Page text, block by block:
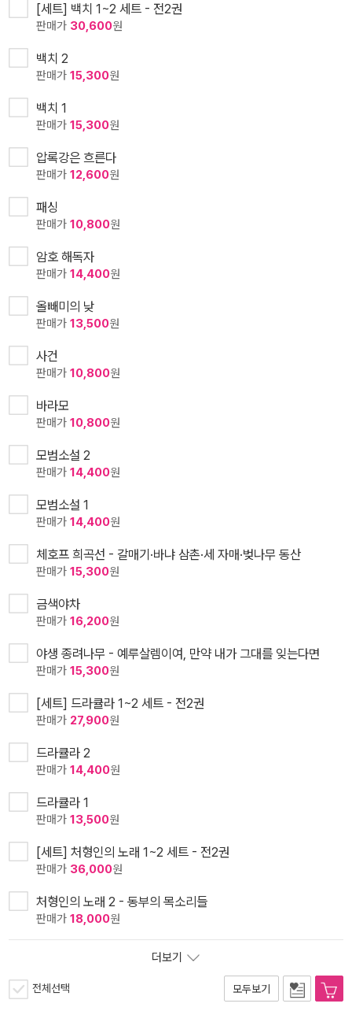
[세트] 백치 1~2 세트 - 전2권
판매가 30,600원
백치 2
판매가 15,300원
백치 1
판매가 15,300원
압록강은 흐른다
판매가 12,600원
패싱
판매가 10,800원
암호 해독자
판매가 14,400원
올빼미의 낮
판매가 13,500원
사건
판매가 10,800원
바라모
판매가 10,800원
모범소설 2
판매가 14,400원
모범소설 1
판매가 14,400원
체호프 희곡선 - 갈매기·바냐 삼촌·세 자매·벚나무 동산
판매가 15,300원
금색야차
판매가 16,200원
야생 종려나무 - 예루살렘이여, 만약 내가 그대를 잊는다면
판매가 15,300원
[세트] 드라큘라 1~2 세트 - 전2권
판매가 27,900원
드라큘라 2
판매가 14,400원
드라큘라 1
판매가 13,500원
[세트] 처형인의 노래 1~2 세트 - 전2권
판매가 36,000원
처형인의 노래 2 - 동부의 목소리들
판매가 18,000원
더보기
전체선택 모두보기